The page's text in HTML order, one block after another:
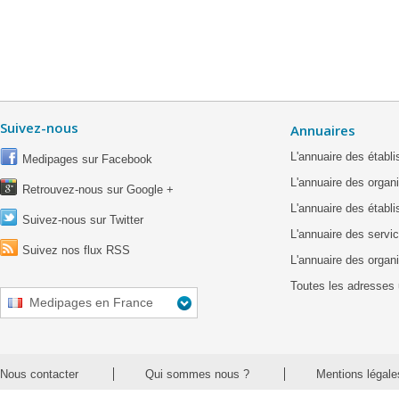
Suivez-nous
Medipages sur Facebook
Retrouvez-nous sur Google +
Suivez-nous sur Twitter
Suivez nos flux RSS
Medipages en France
Annuaires
L'annuaire des
L'annuaire des
L'annuaire des
L'annuaire des
L'annuaire des
Toutes les adresses
Nous contacter Qui sommes nous ? Mentions